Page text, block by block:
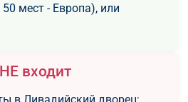
мест - Европа), или
входит